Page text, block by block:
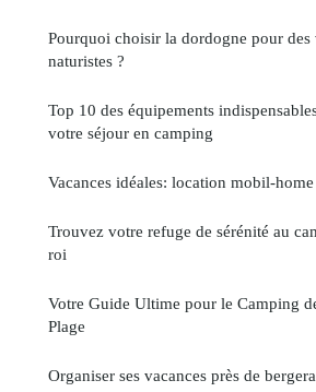
Pourquoi choisir la dordogne pour des
naturistes ?
Top 10 des équipements
votre séjour en camping
Vacances idéales: location mobil-home
Trouvez votre refuge de sérénité au
roi
Votre Guide Ultime pour le Camping
Plage
Organiser ses vacances près de